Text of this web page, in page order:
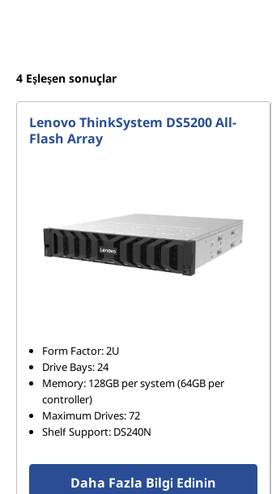
4 Eşleşen sonuçlar
Lenovo ThinkSystem DS5200 All-
Flash Array
Form Factor: 2U
Drive Bays: 24
Memory: 128GB per system (64GB per
controller)
Maximum Drives: 72
Shelf Support: DS240N
Daha Fazla Bilgi Edinin